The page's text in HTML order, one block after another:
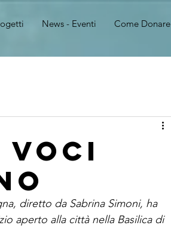
News - Eventi Come Donare
diretto da Sabrina Simoni, ha
aperto alla città nella Basilica di